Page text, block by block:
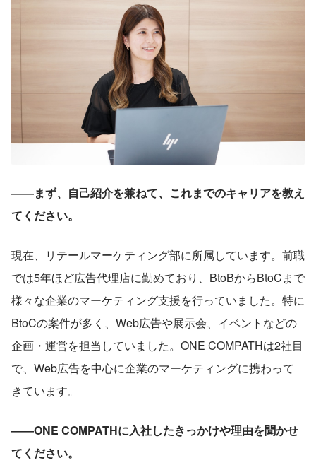
――まず、自己紹介を兼ねて、これまでのキャリアを教え
てください。
現在、リテールマーケティング部に所属しています。前職
では5年ほど広告代理店に勤めており、BtoBからBtoCまで
様々な企業のマーケティング支援を行っていました。特に
BtoCの案件が多く、Web広告や展示会、イベントなどの
企画・運営を担当していました。ONE COMPATHは2社目
で、Web広告を中心に企業のマーケティングに携わって
きています。
――ONE COMPATHに入社したきっかけや理由を聞かせ
てください。